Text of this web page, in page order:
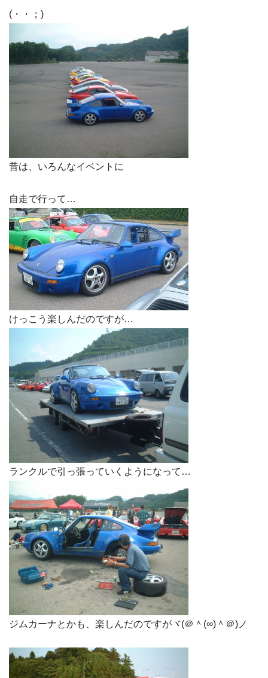
(・・；)
昔は、いろんなイベントに
自走で行って…
けっこう楽しんだのですが…
ランクルで引っ張っていくようになって…
ジムカーナとかも、楽しんだのですがヾ(＠＾(∞)＾＠)ノ